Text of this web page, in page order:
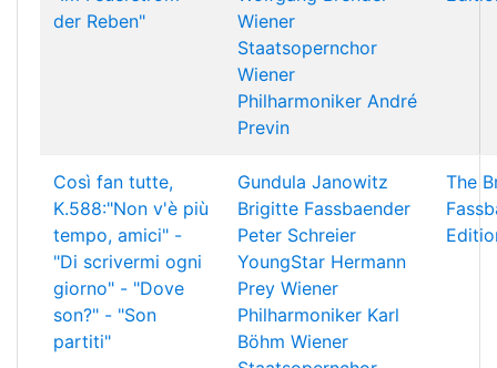
der Reben"
Wiener
Staatsopernchor
Wiener
Philharmoniker André
Previn
Così fan tutte,
K.588:"Non v'è più
tempo, amici" -
"Di scrivermi ogni
giorno" - "Dove
son?" - "Son
partiti"
Gundula Janowitz
Brigitte Fassbaender
Peter Schreier
YoungStar Hermann
Prey Wiener
Philharmoniker Karl
Böhm Wiener
The